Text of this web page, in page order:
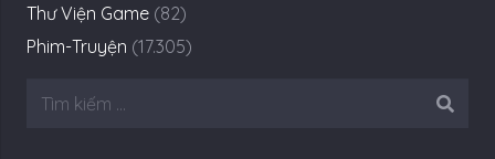
Thư Viện Game (82)
Phim-Truyện (17.305)
Tìm